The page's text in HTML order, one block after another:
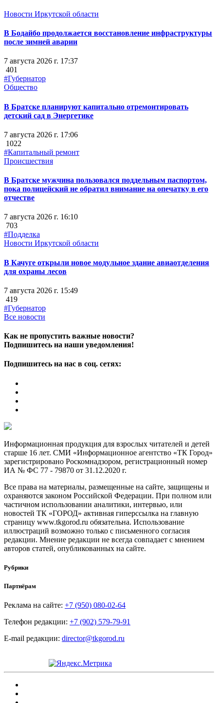
Новости Иркутской области
В Бодайбо продолжается восстановление инфраструктуры
после зимней аварии
7 августа 2026 г. 17:37
401
#Губернатор
Общество
В Братске планируют капитально отремонтировать
детский сад в Энергетике
7 августа 2026 г. 17:06
1022
#Капитальный ремонт
Происшествия
В Братске мужчина пользовался поддельным паспортом,
пока полицейский не обратил внимание на опечатку в его
отчестве
7 августа 2026 г. 16:10
703
#Подделка
Новости Иркутской области
В Качуге открыли новое модульное здание авиаотделения
для охраны лесов
7 августа 2026 г. 15:49
419
#Губернатор
Все новости
Как не пропустить важные новости?
Подпишитесь на наши уведомления!
Подпишитесь на нас в соц. сетях:
Информационная продукция для взрослых читателей и детей
старше 16 лет. СМИ «Информационное агентство «ТК Город»
зарегистрировано Роскомнадзором, регистрационный номер
ИА № ФС 77 - 79870 от 31.12.2020 г.
Все права на материалы, размещенные на сайте, защищены и
охраняются законом Российской Федерации. При полном или
частичном использовании аналитики, интервью, или
новостей ТК «ГОРОД» активная гиперссылка на главную
страницу www.tkgorod.ru обязательна. Использование
иллюстраций возможно только с письменного согласия
редакции. Мнение редакции не всегда совпадает с мнением
авторов статей, опубликованных на сайте.
Рубрики
Партнёрам
Реклама на сайте: +7 (950) 080-02-64
Телефон редакции: +7 (902) 579-79-91
E-mail редакции: director@tkgorod.ru